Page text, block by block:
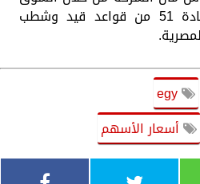
المفتوح، وفقًا لنص المادة 51 من قواعد قيد وشطب
أسعار الأسهم